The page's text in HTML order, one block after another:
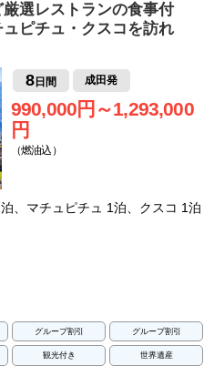
選レストランの食事付
ピチュ・クスコを訪れ
8日間 成田発
990,000円～1,293,000
円
（燃油込）
、マチュピチュ 1泊、クスコ 1泊
グループ割引 グループ割引
観光付き 世界遺産